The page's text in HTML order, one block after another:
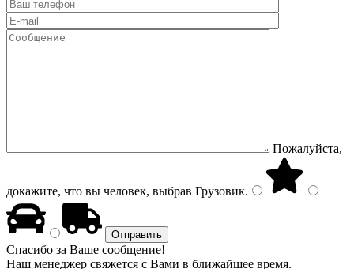
Пожалуйста,
докажите, что вы человек, выбрав Грузовик.
Спасибо за Ваше сообщение!
Наш менеджер свяжется с Вами в ближайшее время.